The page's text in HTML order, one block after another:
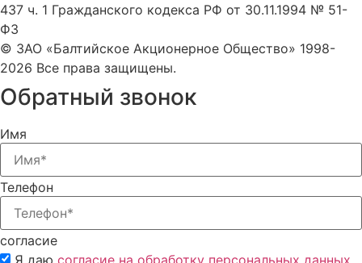
437 ч. 1 Гражданского кодекса РФ от 30.11.1994 № 51-
ФЗ
© ЗАО «Балтийское Акционерное Общество» 1998-
2026 Все права защищены.
Обратный звонок
Имя
Телефон
согласие